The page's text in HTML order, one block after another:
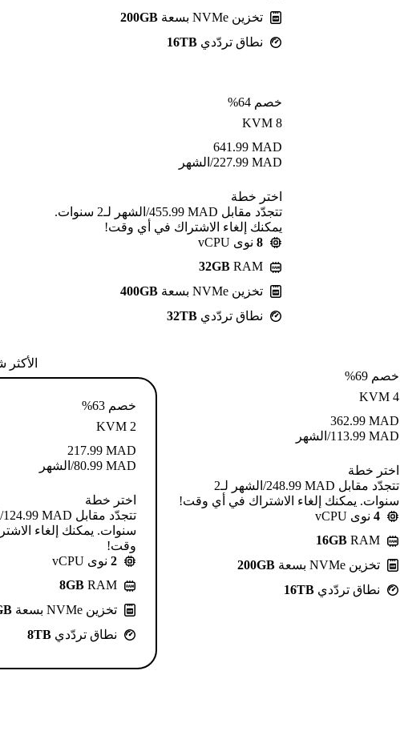
تخزين NVMe بسعة
200GB
نطاق تردّدي 16TB
خصم 64%
KVM 8
MAD
641.99
MAD
227.99/الشهر
اختر خطة
تتجدّد مقابل MAD ⁦455.99⁩/الشهر لـ2 سنوات.
يمكنك إلغاء الاشتراك في أي وقت!
8 نوى vCPU
32GB RAM
تخزين NVMe بسعة
400GB
نطاق تردّدي 32TB
خصم 63%
KVM 2
MAD
217.99
MAD
80.99/الشهر
اختر خطة
سنوات. يمكنك إلغاء
وقت!
2 نوى vCPU
8GB RAM
تخزين NVMe بسعة
نطاق تردّدي 8TB
خصم 69%
KVM 4
MAD
362.99
MAD
113.99/الشهر
اختر خطة
تتجدّد مقابل MAD ⁦248.99⁩/الشهر لـ2
سنوات. يمكنك إلغاء الاشتراك في أي وقت!
4 نوى vCPU
16GB RAM
تخزين NVMe بسعة
200GB
نطاق تردّدي 16TB